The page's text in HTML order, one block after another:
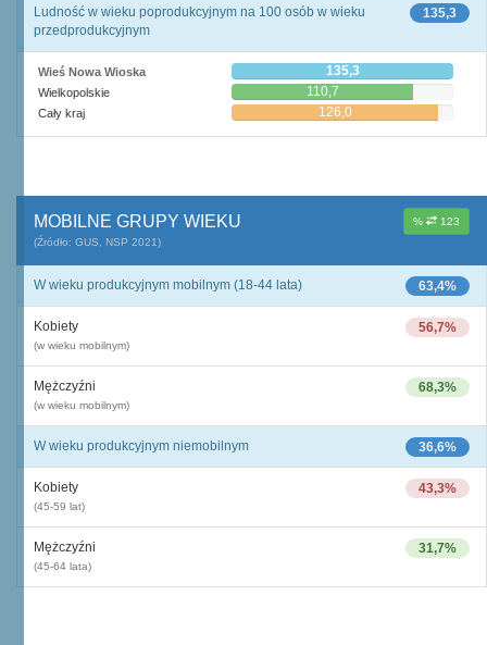
135,3
Ludność w wieku poprodukcyjnym na 100 osób w wieku
przedprodukcyjnym
Wieś Nowa Wioska 135,3
Wielkopolskie 110,7
Cały kraj 126,0
% 123
MOBILNE GRUPY WIEKU
(Źródło: GUS, NSP 2021)
63,4%
W wieku produkcyjnym mobilnym (18-44 lata)
56,7%
Kobiety
(w wieku mobilnym)
68,3%
Mężczyźni
(w wieku mobilnym)
36,6%
W wieku produkcyjnym niemobilnym
43,3%
Kobiety
(45-59 lat)
31,7%
Mężczyźni
(45-64 lata)